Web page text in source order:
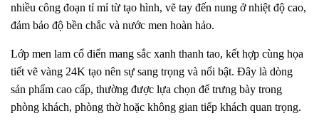
nhiều công đoạn tỉ mỉ từ tạo hình, vẽ tay đến nung ở nhiệt độ cao,
đảm bảo độ bền chắc và nước men hoàn hảo.
Lớp men lam cổ điển mang sắc xanh thanh tao, kết hợp cùng họa
tiết vẽ vàng 24K tạo nên sự sang trọng và nổi bật. Đây là dòng
sản phẩm cao cấp, thường được lựa chọn để trưng bày trong
phòng khách, phòng thờ hoặc không gian tiếp khách quan trọng.